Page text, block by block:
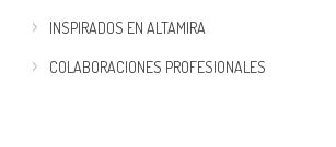
INSPIRADOS EN ALTAMIRA
COLABORACIONES PROFESIONALES